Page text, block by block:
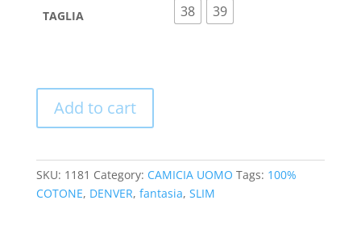
TAGLIA 38 39
Add to cart
SKU: 1181 Category: CAMICIA UOMO Tags: 100%
COTONE, DENVER, fantasia, SLIM